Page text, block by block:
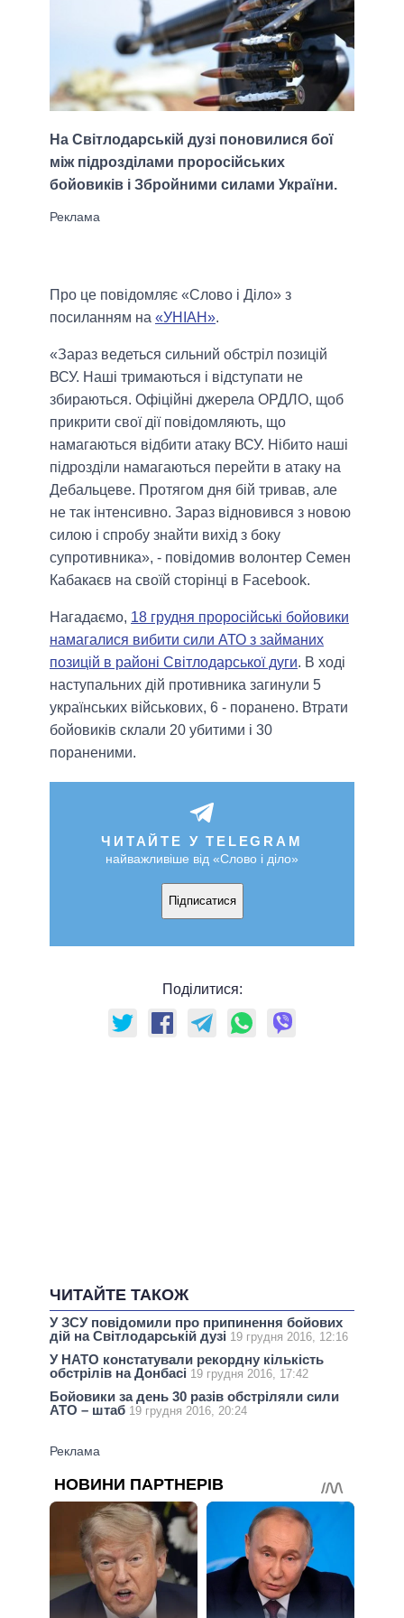
На Світлодарській дузі поновилися бої
між підрозділами проросійських
бойовиків і Збройними силами України.
Про це повідомляє «Слово і Діло» з
посиланням на «УНІАН».
«Зараз ведеться сильний обстріл позицій
ВСУ. Наші тримаються і відступати не
збираються. Офіційні джерела ОРДЛО, щоб
прикрити свої дії повідомляють, що
намагаються відбити атаку ВСУ. Нібито наші
підрозділи намагаються перейти в атаку на
Дебальцеве. Протягом дня бій тривав, але
не так інтенсивно. Зараз відновився з новою
силою і спробу знайти вихід з боку
супротивника», - повідомив волонтер Семен
Кабакаєв на своїй сторінці в Facebook.
Нагадаємо, 18 грудня проросійські бойовики
намагалися вибити сили АТО з займаних
позицій в районі Світлодарської дуги. В ході
наступальних дій противника загинули 5
українських військових, 6 - поранено. Втрати
бойовиків склали 20 убитими і 30
пораненими.
ЧИТАЙТЕ У TELEGRAM
найважливіше від «Слово і діло»
Підписатися
Поділитися:
ЧИТАЙТЕ ТАКОЖ
У ЗСУ повідомили про припинення бойових
дій на Світлодарській дузі 19 грудня 2016, 12:16
У НАТО констатували рекордну кількість
обстрілів на Донбасі 19 грудня 2016, 17:42
Бойовики за день 30 разів обстріляли сили
АТО – штаб 19 грудня 2016, 20:24